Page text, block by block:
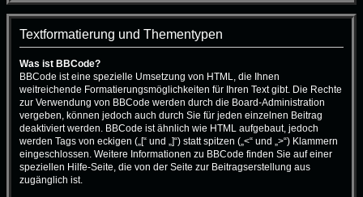
Textformatierung und Thementypen
Was ist BBCode?
BBCode ist eine spezielle Umsetzung von HTML, die Ihnen
weitreichende Formatierungsmöglichkeiten für Ihren Text gibt. Die Rechte
zur Verwendung von BBCode werden durch die Board-Administration
vergeben, können jedoch auch durch Sie für jeden einzelnen Beitrag
deaktiviert werden. BBCode ist ähnlich wie HTML aufgebaut, jedoch
werden Tags von eckigen („[“ und „]“) statt spitzen („<“ und „>“) Klammern
eingeschlossen. Weitere Informationen zu BBCode finden Sie auf einer
speziellen Hilfe-Seite, die von der Seite zur Beitragserstellung aus
zugänglich ist.